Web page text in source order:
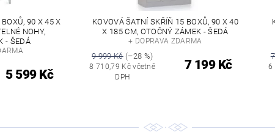
90 X 45 X
NOHY,
- ŠEDÁ
5 599 Kč
KOVOVÁ ŠATNÍ SKŘÍŇ 15 BOXŮ, 90 X 40
X 185 CM, OTOČNÝ ZÁMEK - ŠEDÁ
+ DOPRAVA ZDARMA
9 999 Kč(–28 %)
8 710,79 Kč včetně
DPH
7 199 Kč
6